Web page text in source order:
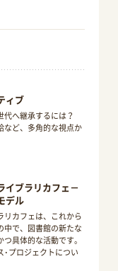
ィブ
代へ継承するには？
など、多角的な視点か
イブラリカフェ－
デル
リカフェは、これから
中で、図書館の新たな
具体的な活動です。
･プロジェクトについ